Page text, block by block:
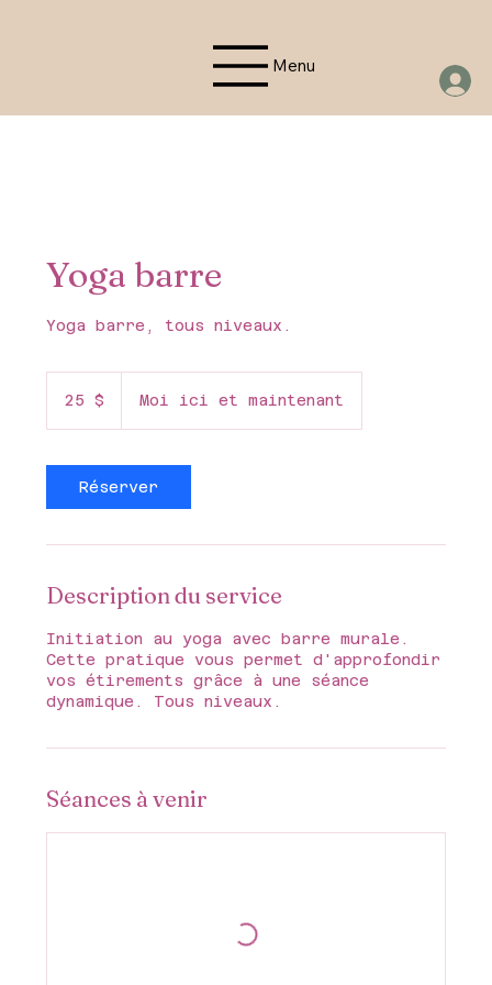
Menu
Yoga barre
Yoga barre, tous niveaux.
canadiens
25 $ Moi ici et maintenant
Réserver
Description du service
Initiation au yoga avec barre murale.
Cette pratique vous permet d'approfondir
vos étirements grâce à une séance
dynamique. Tous niveaux.
Séances à venir